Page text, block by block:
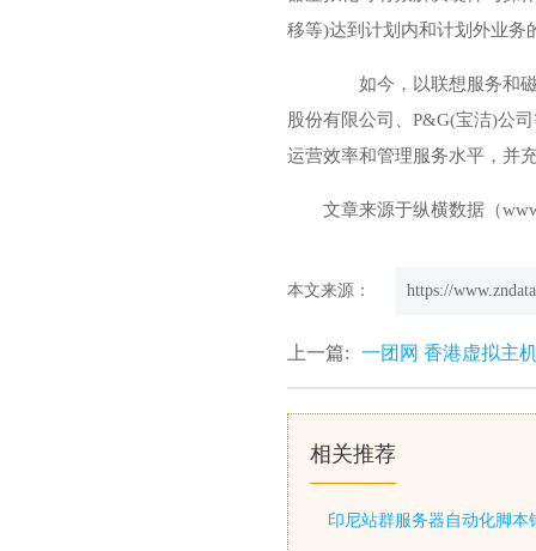
移等)达到计划内和计划外业务
如今，以联想服务和磁
股份有限公司、P&G(宝洁)公
运营效率和管理服务水平，并
文章来源于纵横数据（
本文来源： https://
上一篇: 一团网 香港虚拟主
相关推荐
印尼站群服务器自动化脚本